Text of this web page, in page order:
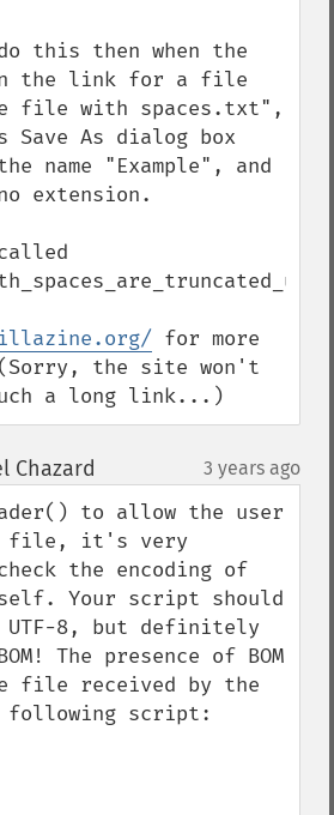
this then when the
the link for a file
file with spaces.txt",
As dialog box
name "Example", and
extension.
for more
the site won't
a long link...)
Chazard 3 years ago
to allow the user
a file, it's very
the encoding of
Your script should
UTF-8, but definitely
The presence of BOM
received by the
following script: